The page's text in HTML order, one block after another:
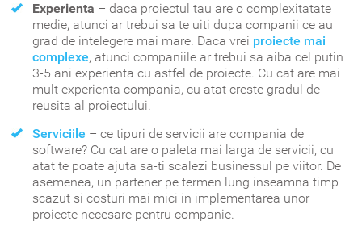
Experienta – daca proiectul tau are o complexitatate
medie, atunci ar trebui sa te uiti dupa companii ce au
grad de intelegere mai mare. Daca vrei proiecte mai
complexe, atunci companiile ar trebui sa aiba cel putin
3-5 ani experienta cu astfel de proiecte. Cu cat are mai
mult experienta compania, cu atat creste gradul de
reusita al proiectului.
Serviciile – ce tipuri de servicii are compania de
software? Cu cat are o paleta mai larga de servicii, cu
atat te poate ajuta sa-ti scalezi businessul pe viitor. De
asemenea, un partener pe termen lung inseamna timp
scazut si costuri mai mici in implementarea unor
proiecte necesare pentru companie.